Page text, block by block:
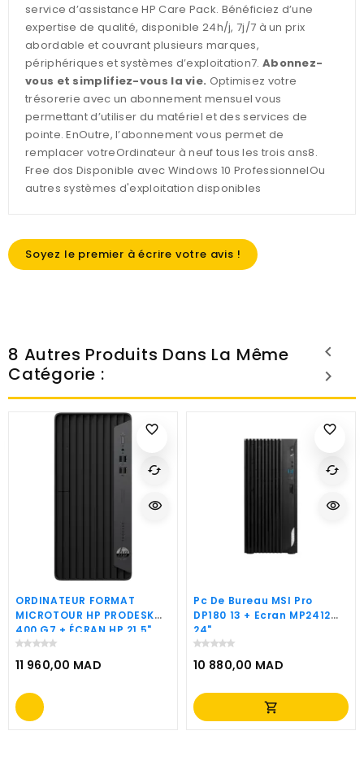
service d’assistance HP Care Pack. Bénéficiez d’une
expertise de qualité, disponible 24h/j, 7j/7 à un prix
abordable et couvrant plusieurs marques,
périphériques et systèmes d’exploitation7. Abonnez-
vous et simplifiez-vous la vie. Optimisez votre
trésorerie avec un abonnement mensuel vous
permettant d’utiliser du matériel et des services de
pointe. EnOutre, l’abonnement vous permet de
remplacer votreOrdinateur à neuf tous les trois ans8.
Free dos Disponible avec Windows 10 ProfessionnelOu
autres systèmes d'exploitation disponibles
Soyez le premier à écrire votre avis !
8 Autres Produits Dans La Même
Catégorie :
favorite_border
ORDINATEUR FORMAT
MICROTOUR HP PRODESK
400 G7 + ÉCRAN HP 21,5"
(4M8Y2EA)
11 960,00 MAD
Prix
cached
visibility
favorite_border
Pc De Bureau MSI Pro
DP180 13 + Ecran MP2412
24"
10 880,00 MAD
Prix
shopping_cart
cached
visibility